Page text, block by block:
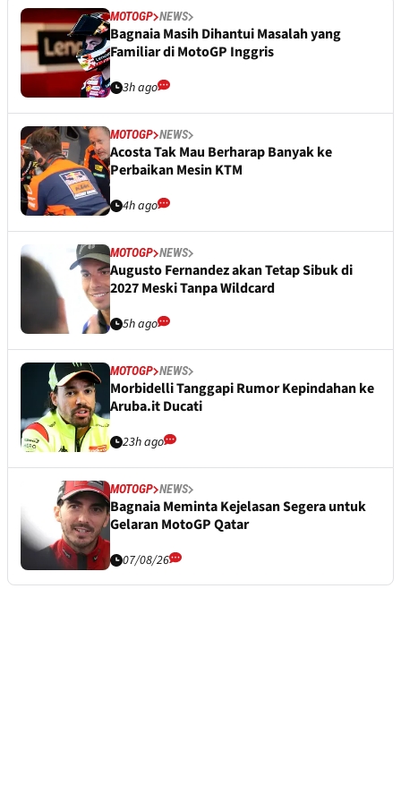
MOTOGP NEWS
Bagnaia Masih Dihantui Masalah yang
Familiar di MotoGP Inggris
3h ago
MOTOGP NEWS
Acosta Tak Mau Berharap Banyak ke
Perbaikan Mesin KTM
4h ago
MOTOGP NEWS
Augusto Fernandez akan Tetap Sibuk di
2027 Meski Tanpa Wildcard
5h ago
MOTOGP NEWS
Morbidelli Tanggapi Rumor Kepindahan ke
Aruba.it Ducati
23h ago
MOTOGP NEWS
Bagnaia Meminta Kejelasan Segera untuk
Gelaran MotoGP Qatar
07/08/26